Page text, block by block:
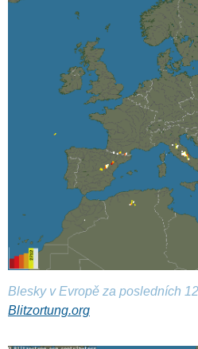
Blesky v Evropě za posledních
Blitzortung.org